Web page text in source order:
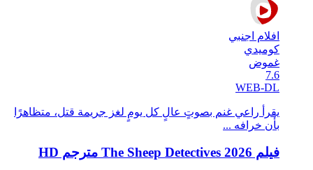
افلام اجنبي
كوميدي
غموض
7.6
WEB-DL
يقرأ راعي غنم بصوتٍ عالٍ كل يومٍ لغز جريمة قتل، متظاهرًا
بأن خرافه ...
فيلم The Sheep Detectives 2026 مترجم HD